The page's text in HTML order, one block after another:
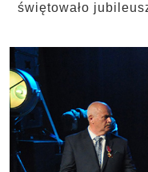
świętowało